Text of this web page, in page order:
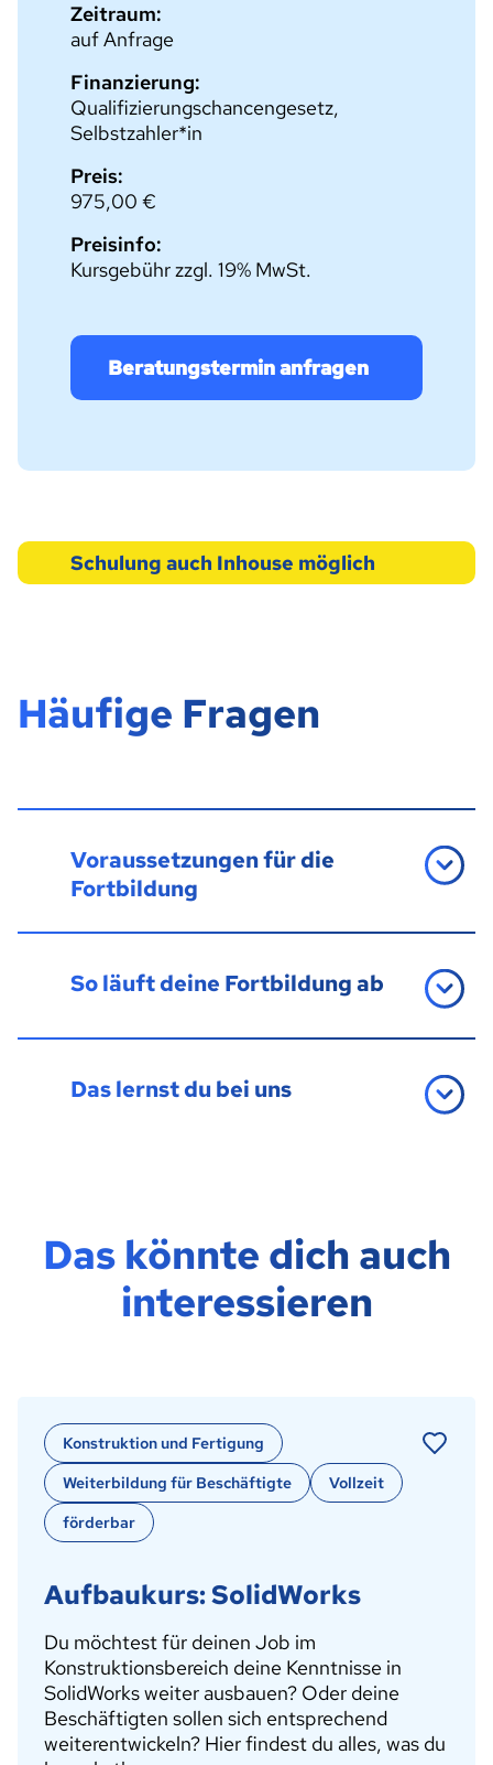
Zeitraum:
auf Anfrage
Finanzierung:
Qualifizierungschancengesetz,
Selbstzahler*in
Preis:
975,00 €
Preisinfo:
Kursgebühr zzgl. 19% MwSt.
Beratungstermin anfragen
Schulung auch Inhouse möglich
Häufige Fragen
Voraussetzungen für die
Fortbildung
So läuft deine Fortbildung ab
Das lernst du bei uns
Das könnte dich auch
interessieren
Konstruktion und Fertigung
Weiterbildung für Beschäftigte
Vollzeit
förderbar
Aufbaukurs: SolidWorks
Du möchtest für deinen Job im
Konstruktionsbereich deine Kenntnisse in
SolidWorks weiter ausbauen? Oder deine
Beschäftigten sollen sich entsprechend
weiterentwickeln? Hier findest du alles, was du